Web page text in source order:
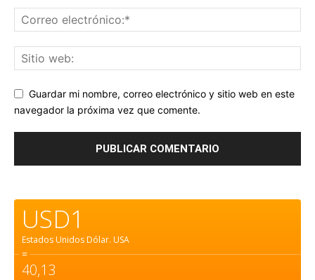
Guardar mi nombre, correo electrónico y sitio web en este
navegador la próxima vez que comente.
USD1
Estados Unidos Dólar. USA
=
40,13